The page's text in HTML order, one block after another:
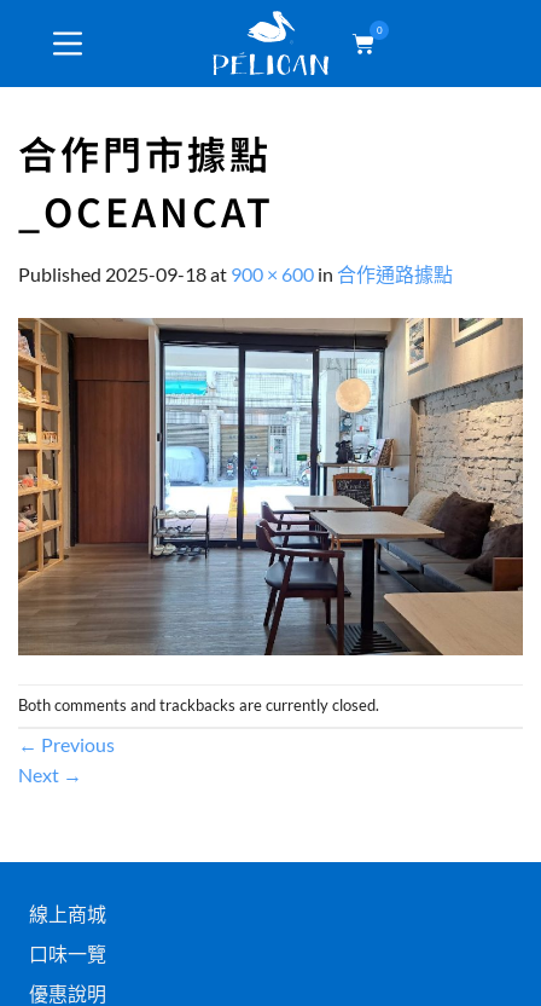
0
合作門市據點
_OCEANCAT
Published 2025-09-18at 900 × 600 in 合作通路據點
Both comments and trackbacks are currently closed.
← Previous
Next →
線上商城
口味一覽
優惠說明